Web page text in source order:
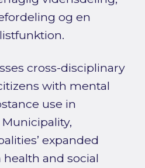
og en
cross-disciplinary
with mental
use in
expanded
and social